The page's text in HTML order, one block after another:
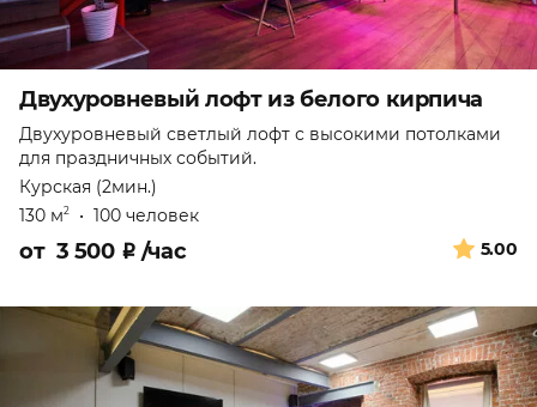
Двухуровневый лофт из белого кирпича
Двухуровневый светлый лофт с высокими потолками
для праздничных событий.
Курская (2мин.)
130 м2 • 100 человек
5.00
от 3 500 ₽ /час